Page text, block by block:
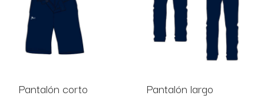
Pantalón corto
Pantalón largo